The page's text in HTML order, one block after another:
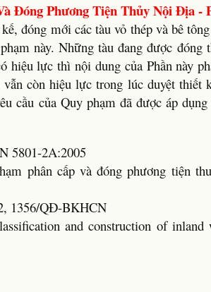
Đóng Phương Tiện Thủy Nội Địa -
đóng mới các tàu vỏ thép và bê
này. Những tàu đang được đóng
lực thì nội dung của Phần này
còn hiệu lực trong lúc duyệt thiết
cầu của Quy phạm đã được áp
5801-2A:2005
phân cấp và đóng phương tiện
1356/QĐ-BKHCN
and construction of inland